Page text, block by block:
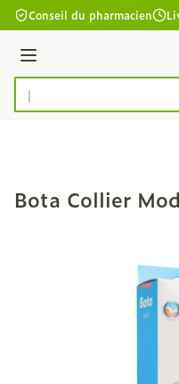
Aller au contenu
Conseil du pharmacien
Menu
Rechercher
Bota Collier